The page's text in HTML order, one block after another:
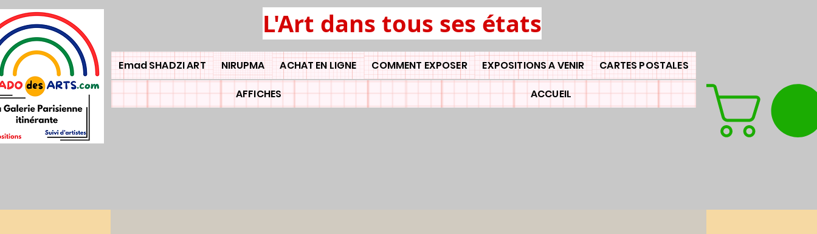
L'Art dans tous ses états
Emad SHADZI ART NIRUPMA ACHAT EN LIGNE COMMENT EXPOSER EXPOSITIONS A VENIR CARTES POSTALES
AFFICHES ACCUEIL